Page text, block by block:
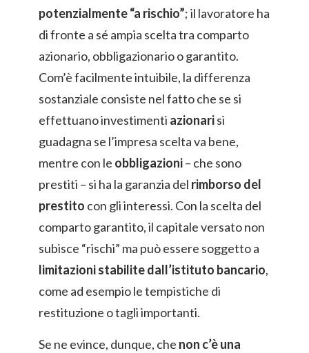
potenzialmente “a rischio”; il lavoratore ha
di fronte a sé ampia scelta tra comparto
azionario, obbligazionario o garantito.
Com’è facilmente intuibile, la differenza
sostanziale consiste nel fatto che se si
effettuano investimenti azionarisi
guadagna se l’impresa scelta va bene,
mentre con le obbligazioni– che sono
prestiti – si ha la garanzia del rimborso del
prestito con gli interessi. Con la scelta del
comparto garantito, il capitale versato non
subisce “rischi” ma può essere soggetto a
limitazioni stabilite dall’istituto bancario,
come ad esempio le tempistiche di
restituzione o tagli importanti.
Se ne evince, dunque, che non c’è una